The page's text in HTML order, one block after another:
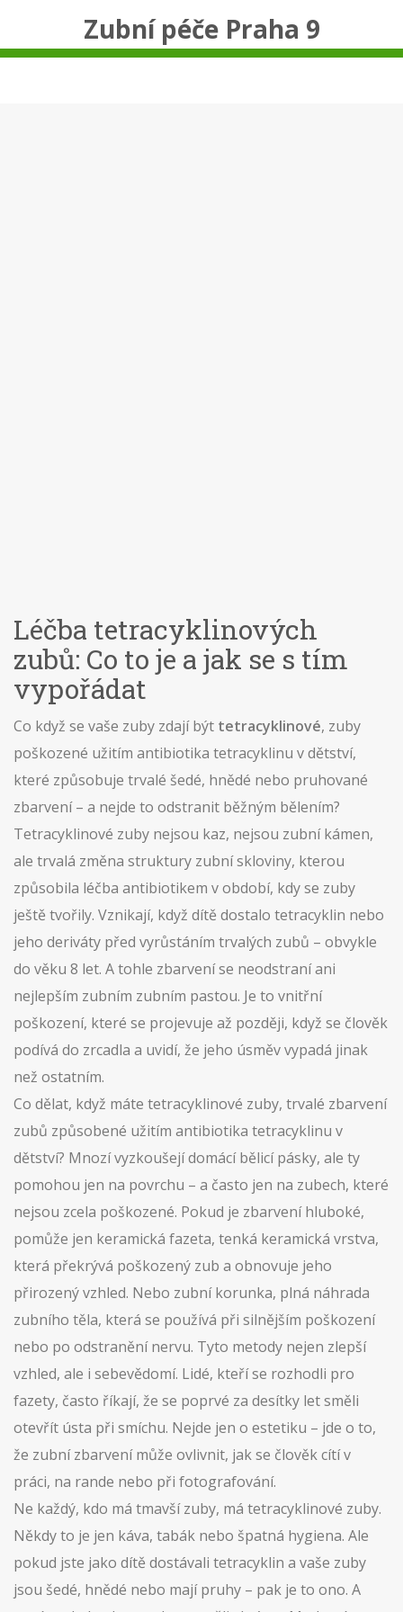
Zubní péče Praha 9
Léčba tetracyklinových
zubů: Co to je a jak se s tím
vypořádat
Co když se vaše zuby zdají být tetracyklinové, zuby
poškozené užitím antibiotika tetracyklinu v dětství,
které způsobuje trvalé šedé, hnědé nebo pruhované
zbarvení– a nejde to odstranit běžným bělením?
Tetracyklinové zuby nejsou kaz, nejsou zubní kámen,
ale trvalá změna struktury zubní skloviny, kterou
způsobila léčba antibiotikem v období, kdy se zuby
ještě tvořily. Vznikají, když dítě dostalo tetracyklin nebo
jeho deriváty před vyrůstáním trvalých zubů – obvykle
do věku 8 let. A tohle zbarvení se neodstraní ani
nejlepším zubním zubním pastou. Je to vnitřní
poškození, které se projevuje až později, když se člověk
podívá do zrcadla a uvidí, že jeho úsměv vypadá jinak
než ostatním.
Co dělat, když máte tetracyklinové zuby, trvalé zbarvení
zubů způsobené užitím antibiotika tetracyklinu v
dětství? Mnozí vyzkoušejí domácí bělicí pásky, ale ty
pomohou jen na povrchu – a často jen na zubech, které
nejsou zcela poškozené. Pokud je zbarvení hluboké,
pomůže jen keramická fazeta, tenká keramická vrstva,
která překrývá poškozený zub a obnovuje jeho
přirozený vzhled. Nebo zubní korunka, plná náhrada
zubního těla, která se používá při silnějším poškození
nebo po odstranění nervu. Tyto metody nejen zlepší
vzhled, ale i sebevědomí. Lidé, kteří se rozhodli pro
fazety, často říkají, že se poprvé za desítky let směli
otevřít ústa při smíchu. Nejde jen o estetiku – jde o to,
že zubní zbarvení může ovlivnit, jak se člověk cítí v
práci, na rande nebo při fotografování.
Ne každý, kdo má tmavší zuby, má tetracyklinové zuby.
Někdy to je jen káva, tabák nebo špatná hygiena. Ale
pokud jste jako dítě dostávali tetracyklin a vaše zuby
jsou šedé, hnědé nebo mají pruhy – pak je to ono. A